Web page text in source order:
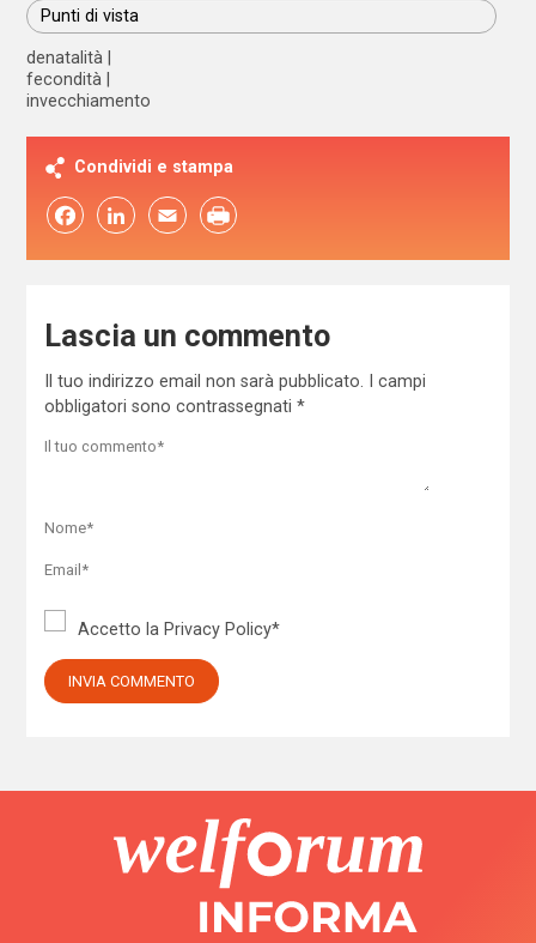
Punti di vista
denatalità
fecondità
invecchiamento
Condividi e stampa
FacebookLinkedIn Email
Lascia un commento
Il tuo indirizzo email non sarà pubblicato.
I campi
obbligatori sono contrassegnati *
Accetto la Privacy Policy*